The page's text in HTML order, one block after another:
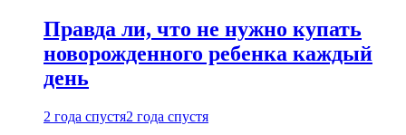
Правда ли, что не нужно купать
новорожденного ребенка каждый
день
2 года спустя2 года спустя